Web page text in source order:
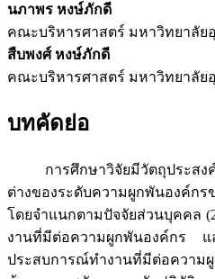
นภาพร หงษ์ภักดี
คณะบริหารศาสตร์ มหาวิทยาลัย
สืบพงศ์ หงษ์ภักดี
คณะบริหารศาสตร์ มหาวิทยาลัย
บทคัดย่อ
การศึกษาวิจัยมีวัตถุประสงค์
ต่างของระดับความผูกพันองค์ก
โดยจำแนกตามปัจจัยส่วนบุคคล
งานที่มีต่อความผูกพันองค์กร
ประสบการณ์ทำงานที่มีต่อคว